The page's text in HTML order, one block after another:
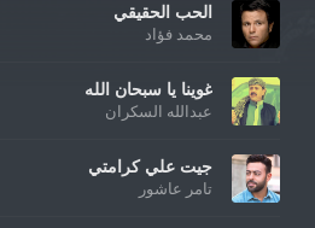
الحب الحقيقي
محمد فؤاد
غوينا يا سبحان الله
عبدالله السكران
جيت علي كرامتي
تامر عاشور